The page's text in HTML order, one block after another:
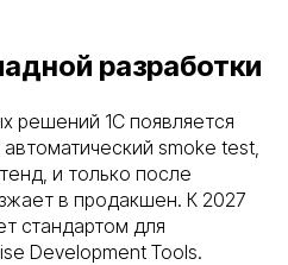
разработки
решений 1С появляется
smoke test,
и только после
в продакшен. К 2027
стандартом для
Development Tools.